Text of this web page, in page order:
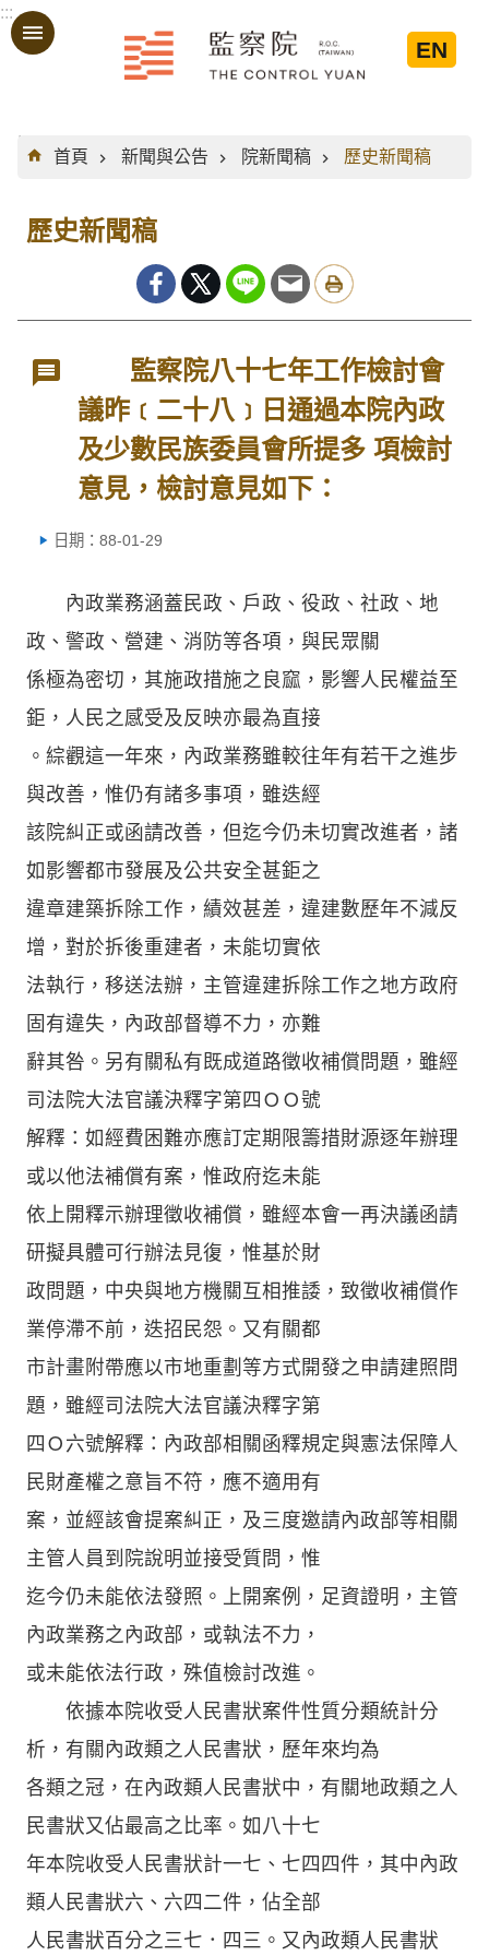
跳到主要內容區塊
:::
EN
:::
首頁
新聞與公告 院新聞稿 歷史新聞稿
歷史新聞稿
監察院八十七年工作檢討會
議昨﹝二十八﹞日通過本院內政
及少數民族委員會所提多 項檢討
意見，檢討意見如下：
日期：88-01-29
內政業務涵蓋民政、戶政、役政、社政、地
政、警政、營建、消防等各項，與民眾關
係極為密切，其施政措施之良窳，影響人民權益至
鉅，人民之感受及反映亦最為直接
。綜觀這一年來，內政業務雖較往年有若干之進步
與改善，惟仍有諸多事項，雖迭經
該院糾正或函請改善，但迄今仍未切實改進者，諸
如影響都市發展及公共安全甚鉅之
違章建築拆除工作，績效甚差，違建數歷年不減反
增，對於拆後重建者，未能切實依
法執行，移送法辦，主管違建拆除工作之地方政府
固有違失，內政部督導不力，亦難
辭其咎。另有關私有既成道路徵收補償問題，雖經
司法院大法官議決釋字第四ＯＯ號
解釋：如經費困難亦應訂定期限籌措財源逐年辦理
或以他法補償有案，惟政府迄未能
依上開釋示辦理徵收補償，雖經本會一再決議函請
研擬具體可行辦法見復，惟基於財
政問題，中央與地方機關互相推諉，致徵收補償作
業停滯不前，迭招民怨。又有關都
市計畫附帶應以市地重劃等方式開發之申請建照問
題，雖經司法院大法官議決釋字第
四Ｏ六號解釋：內政部相關函釋規定與憲法保障人
民財產權之意旨不符，應不適用有
案，並經該會提案糾正，及三度邀請內政部等相關
主管人員到院說明並接受質問，惟
迄今仍未能依法發照。上開案例，足資證明，主管
內政業務之內政部，或執法不力，
或未能依法行政，殊值檢討改進。
依據本院收受人民書狀案件性質分類統計分
析，有關內政類之人民書狀，歷年來均為
各類之冠，在內政類人民書狀中，有關地政類之人
民書狀又佔最高之比率。如八十七
年本院收受人民書狀計一七、七四四件，其中內政
類人民書狀六、六四二件，佔全部
人民書狀百分之三七．四三。又內政類人民書狀